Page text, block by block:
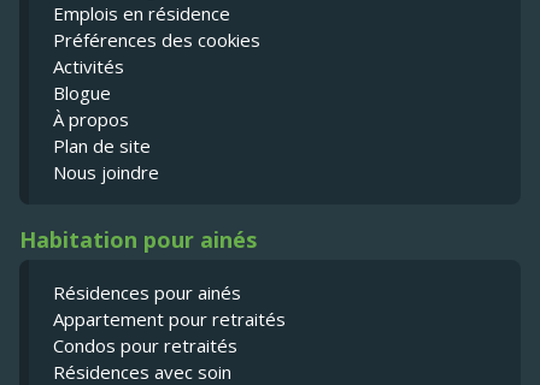
Emplois en résidence
Préférences des cookies
Activités
Blogue
À propos
Plan de site
Nous joindre
Habitation pour ainés
Résidences pour ainés
Appartement pour retraités
Condos pour retraités
Résidences avec soin